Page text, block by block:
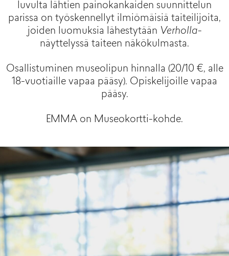
luvulta lähtien painokankaiden suunnittelun
parissa on työskennellyt ilmiömäisiä taiteilijoita,
joiden luomuksia lähestytään Verholla-
näyttelyssä taiteen näkökulmasta.
Osallistuminen museolipun hinnalla (20/10 €, alle
18-vuotiaille vapaa pääsy). Opiskelijoille vapaa
pääsy.
EMMA on Museokortti-kohde.